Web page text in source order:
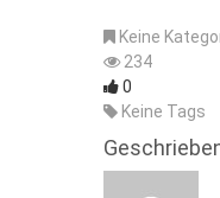
Keine
234
0
Keine Tags